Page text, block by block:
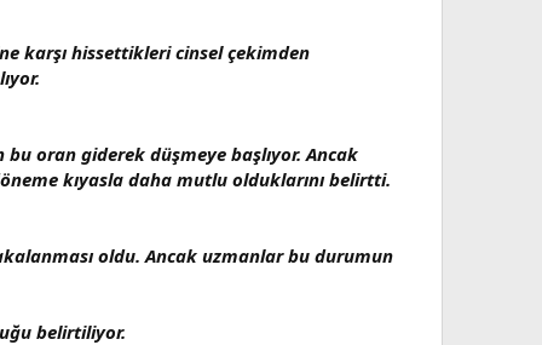
karşı hissettikleri cinsel çekimden
oran giderek düşmeye başlıyor. Ancak
kıyasla daha mutlu olduklarını belirtti.
oldu. Ancak uzmanlar bu durumun
belirtiliyor.